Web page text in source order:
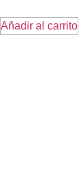
Añadir al carrito